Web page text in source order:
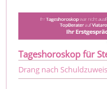
Tageshoroskop für
Drang nach